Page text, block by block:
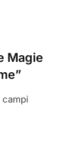
Magie
campi